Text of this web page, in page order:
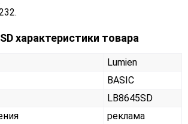
характеристики товара
Lumien
BASIC
LB8645SD
реклама